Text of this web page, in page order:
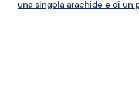
una singola arachide e di un